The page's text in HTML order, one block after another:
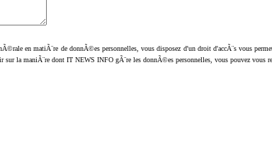
en matiÃ¨re de donnÃ©es personnelles, vous disposez d'un droit d'accÃ¨s vous
sur la maniÃ¨re dont IT NEWS INFO gÃ¨re les donnÃ©es personnelles, vous pouvez vous